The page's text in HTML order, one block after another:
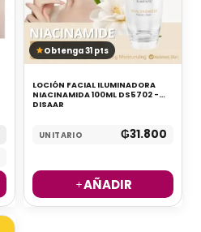
Obtenga 31 pts
LOCIÓN FACIAL ILUMINADORA
NIACINAMIDA 100ML DS5702 -
DISAAR
UNITARIO ₲31.800
AÑADIR